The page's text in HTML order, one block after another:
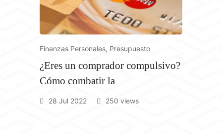
Finanzas Personales, Presupuesto
¿Eres un comprador compulsivo?
Cómo combatir la
28 Jul 2022 250 views